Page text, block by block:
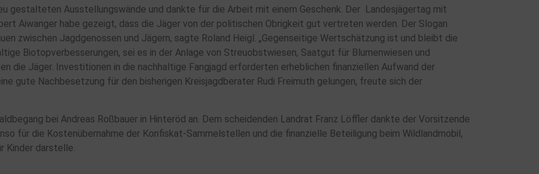
gestalteten Ausstellungswände und dankte für die Arbeit mit einem Geschenk. Der Landesjägertag mit
Aiwanger habe gezeigt, dass die Jäger von der politischen Obrigkeit gut vertreten werden. Der Slogan
zwischen Jagdgenossen und Jägern, sagte Roland Heigl. „Gegenseitige Wertschätzung ist und bleibt die
Biotopverbesserungen, sei es in der Anlage von Streuobstwiesen, Saatgut für Blumenwiesen und
die Jäger. Investitionen in die nachhaltige Fangjagd erforderten erheblichen finanziellen Aufwand der
gute Nachbesetzung für den bisherigen Kreisjagdberater Rudi Freimuth gelungen, freute sich der
bei Andreas Roßbauer in Hinteröd an. Dem scheidenden Landrat Franz Löffler dankte der Vorsitzende
für die Kostenübernahme der Konfiskat-Sammelstellen und die finanzielle Beteiligung beim Wildlandmobil,
Kinder darstelle.